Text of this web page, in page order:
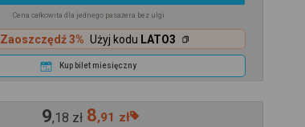
Cena całkowita dla jednego pasażera bez ulgi
Zaoszczędź 3% Użyj kodu LATO3
Kup bilet miesięczny
9,18 zł 8,91 zł